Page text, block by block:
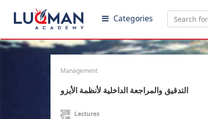
Categories
Management
التدقيق والمراجعة الداخلية لأنظمة الأيزو
Lectures